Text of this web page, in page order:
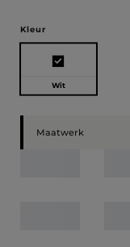
Selecteer
Kleur
Wit
Maatwerk